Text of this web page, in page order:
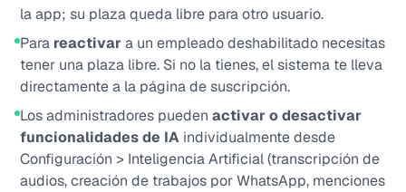
la app; su plaza queda libre para otro usuario.
Para reactivara un empleado deshabilitado necesitas
tener una plaza libre. Si no la tienes, el sistema te lleva
directamente a la página de suscripción.
Los administradores pueden activar o desactivar
funcionalidades de IA individualmente desde
Configuración > Inteligencia Artificial (transcripción de
audios, creación de trabajos por WhatsApp, menciones